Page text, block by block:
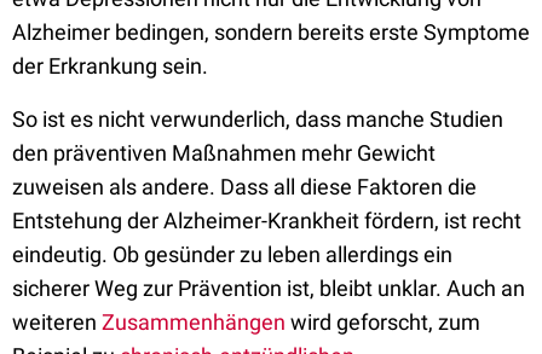
Alzheimer bedingen, sondern bereits erste Symptome
der Erkrankung sein.
So ist es nicht verwunderlich, dass manche Studien
den präventiven Maßnahmen mehr Gewicht
zuweisen als andere. Dass all diese Faktoren die
Entstehung der Alzheimer-Krankheit fördern, ist recht
eindeutig. Ob gesünder zu leben allerdings ein
sicherer Weg zur Prävention ist, bleibt unklar. Auch an
weiteren Zusammenhängen wird geforscht, zum